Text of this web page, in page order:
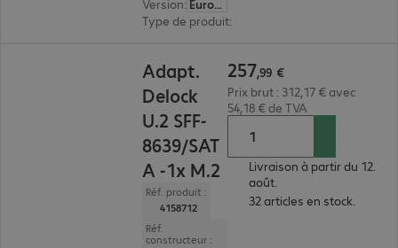
Version:
Europe
Type de produit:
Adapt.
Delock
U.2 SFF-
8639/SAT
A -1x M.2
Réf. produit :
4158712
Réf.
constructeur :
257,99 €
Prix brut : 312,17 € avec
54,18 € de TVA
Livraison à partir du 12.
août.
32 articles en stock.